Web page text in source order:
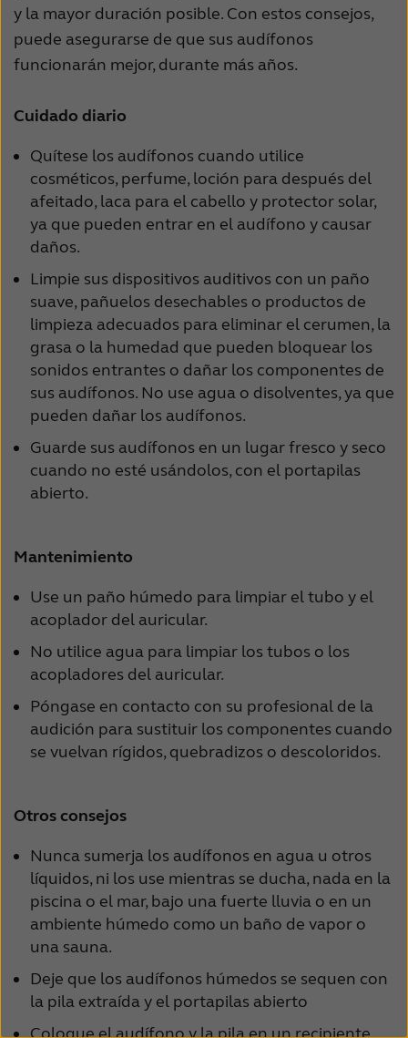
y la mayor duración posible. Con estos consejos,
puede asegurarse de que sus audífonos
funcionarán mejor, durante más años.
Cuidado diario
Quítese los audífonos cuando utilice
cosméticos, perfume, loción para después del
afeitado, laca para el cabello y protector solar,
ya que pueden entrar en el audífono y causar
daños.
Limpie sus dispositivos auditivos con un paño
suave, pañuelos desechables o productos de
limpieza adecuados para eliminar el cerumen, la
grasa o la humedad que pueden bloquear los
sonidos entrantes o dañar los componentes de
sus audífonos. No use agua o disolventes, ya que
pueden dañar los audífonos.
Guarde sus audífonos en un lugar fresco y seco
cuando no esté usándolos, con el portapilas
abierto.
Mantenimiento
Use un paño húmedo para limpiar el tubo y el
acoplador del auricular.
No utilice agua para limpiar los tubos o los
acopladores del auricular.
Póngase en contacto con su profesional de la
audición para sustituir los componentes cuando
se vuelvan rígidos, quebradizos o descoloridos.
Otros consejos
Nunca sumerja los audífonos en agua u otros
líquidos, ni los use mientras se ducha, nada en la
piscina o el mar, bajo una fuerte lluvia o en un
ambiente húmedo como un baño de vapor o
una sauna.
Deje que los audífonos húmedos se sequen con
la pila extraída y el portapilas abierto
Coloque el audífono y la pila en un recipiente